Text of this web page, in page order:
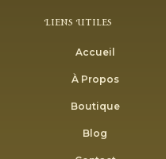
Liens Utiles
Accueil
À Propos
Boutique
Blog